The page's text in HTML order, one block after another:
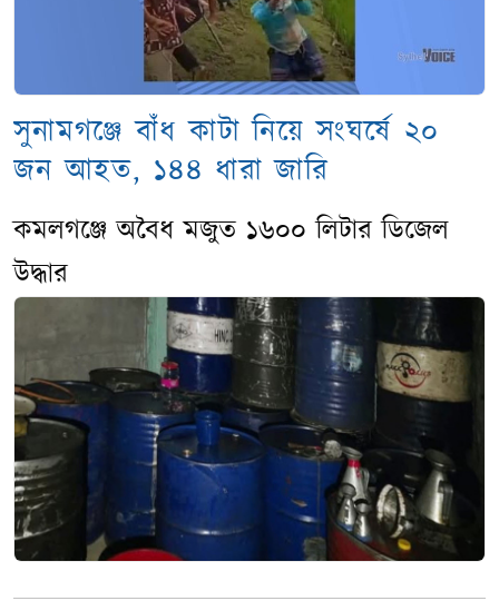
সুনামগঞ্জে বাঁধ কাটা নিয়ে সংঘর্ষে ২০
জন আহত, ১৪৪ ধারা জারি
কমলগঞ্জে অবৈধ মজুত ১৬০০ লিটার ডিজেল
উদ্ধার